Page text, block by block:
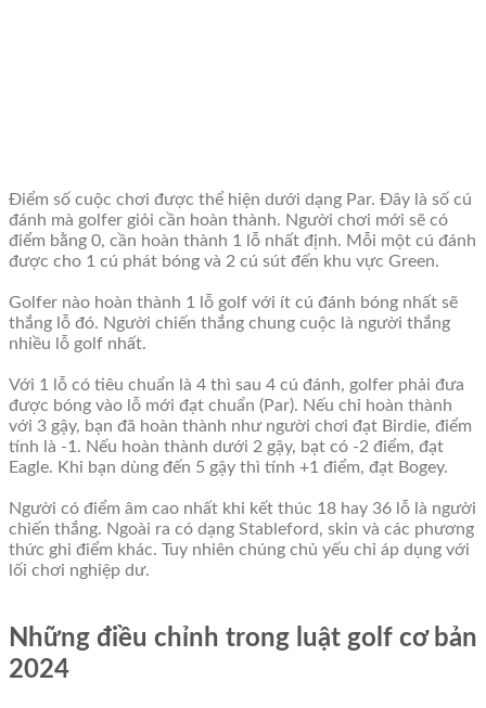
Điểm số cuộc chơi được thể hiện dưới dạng Par. Đây là số cú
đánh mà golfer giỏi cần hoàn thành. Người chơi mới sẽ có
điểm bằng 0, cần hoàn thành 1 lỗ nhất định. Mỗi một cú đánh
được cho 1 cú phát bóng và 2 cú sút đến khu vực Green.
Golfer nào hoàn thành 1 lỗ golf với ít cú đánh bóng nhất sẽ
thắng lỗ đó. Người chiến thắng chung cuộc là người thắng
nhiều lỗ golf nhất.
Với 1 lỗ có tiêu chuẩn là 4 thì sau 4 cú đánh, golfer phải đưa
được bóng vào lỗ mới đạt chuẩn (Par). Nếu chỉ hoàn thành
với 3 gậy, bạn đã hoàn thành như người chơi đạt Birdie, điểm
tính là -1. Nếu hoàn thành dưới 2 gậy, bạt có -2 điểm, đạt
Eagle. Khi bạn dùng đến 5 gậy thì tính +1 điểm, đạt Bogey.
Người có điểm âm cao nhất khi kết thúc 18 hay 36 lỗ là người
chiến thắng. Ngoài ra có dạng Stableford, skin và các phương
thức ghi điểm khác. Tuy nhiên chúng chủ yếu chỉ áp dụng với
lối chơi nghiệp dư.
Những điều chỉnh trong luật golf cơ bản
2024